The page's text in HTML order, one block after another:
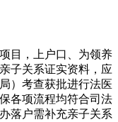
目，上户口、为领养
子关系证实资料，应
）考查获批进行法医
各项流程均符合司法
落户需补充亲子关系